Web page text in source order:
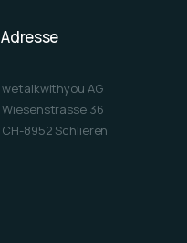
Adresse
wetalkwithyou AG
Wiesenstrasse 36
CH-8952 Schlieren